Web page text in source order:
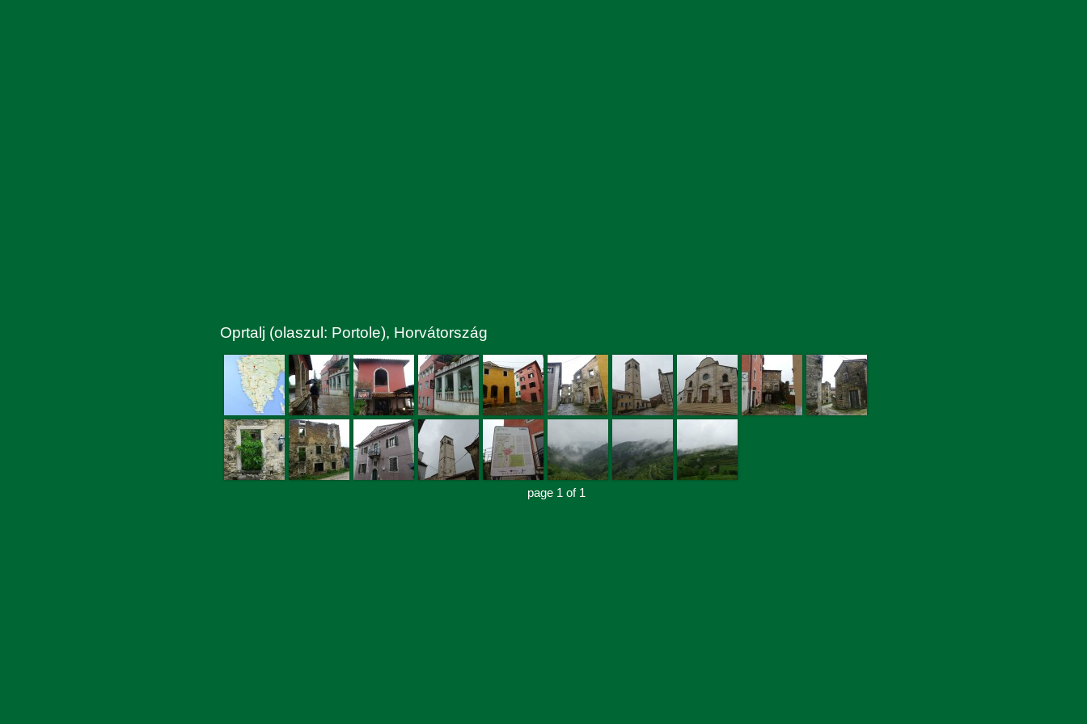
Oprtalj (olaszul: Portole), Horvátország
page 1 of 1